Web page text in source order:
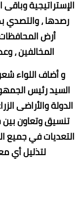
الإستراتيجية وباقى
رصدها ، والتصدي
أرض المحافظات
المخالفين ،
و أضاف اللواء
السيد رئيس
الدولة والأراضى
تنسيق وتعاون بين
التعديات في جميع
لتذليل أي